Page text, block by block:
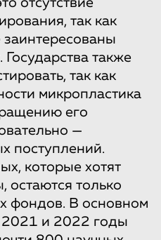
отсутствие
так как
Государства также
так как
микропластика
его
—
поступлений.
которые хотят
остаются только
фондов. В основном
2021 и 2022 годы